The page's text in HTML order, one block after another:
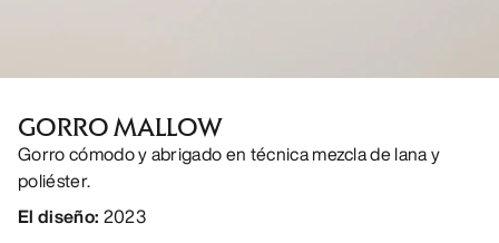
GORRO MALLOW
Gorro cómodo y abrigado en técnica mezcla de lana y
poliéster.
El diseño: 2023